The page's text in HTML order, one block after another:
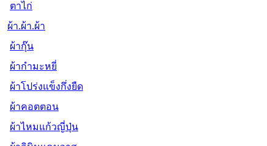
ตาไก่
ผ้า.ผ้า.ผ้า
ผ้ากุ๊น
ผ้ากำมะหยี่
ผ้าโปร่งแข็งกึ่งยืด
ผ้าคอตตอน
ผ้าไหมแก้วญี่ปุ่น